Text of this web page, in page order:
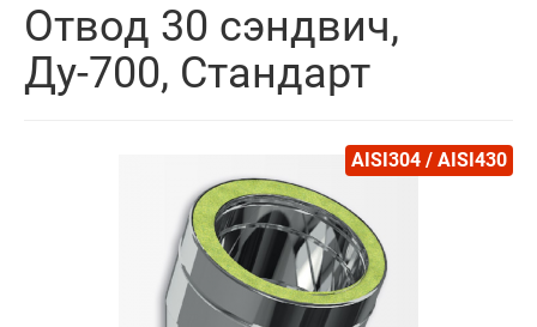
Отвод 30 сэндвич,
Ду-700, Стандарт
AISI304 / AISI430